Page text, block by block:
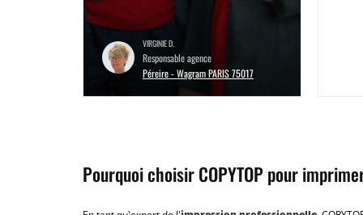
VIRGINIE D.
Responsable agence
Péreire - Wagram PARIS 75017
des stratégies bien...
Lire la suite
Pourquoi choisir COPYTOP pour